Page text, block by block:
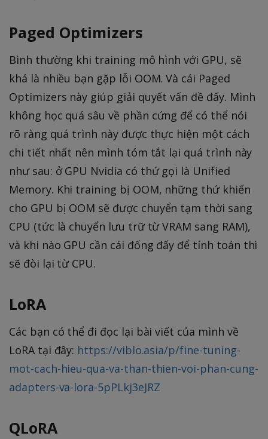
r
o
w
c
_
1
^
{
P
3
2
}
\
q
u
d
&
\
q
a
c
F
3
2
}
P
3
2
}
Paged Optimizers
Bình thường khi training mô hình với GPU, sẽ
khá là nhiều bạn gặp lỗi OOM. Và cái Paged
Optimizers này giúp giải quyết vấn đề đấy. Mình
không học quá sâu về phần cứng để có thể nói
rõ ràng quá trình này được thực hiện một cách
chi tiết nhất nên mình tóm tắt lại quá trình này
như sau: ở GPU Nvidia có thứ gọi là Unified
Memory. Khi training bị OOM, những thứ khiến
cho GPU bị OOM sẽ được chuyển tạm thời sang
CPU (tức là chuyển lưu trữ từ VRAM sang RAM),
và khi nào GPU cần cái đống đấy để tính toán thì
sẽ đòi lại từ CPU.
LoRA
Các bạn có thể đi đọc lại bài viết của mình về
LoRA tại đây: https://viblo.asia/p/fine-tuning-
mot-cach-hieu-qua-va-than-thien-voi-phan-cung-
adapters-va-lora-5pPLkj3eJRZ
QLoRA